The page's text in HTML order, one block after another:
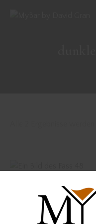
Vorbestellung Fass
89,00